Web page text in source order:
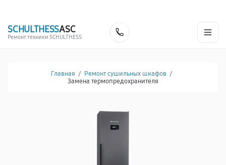
SCHULTHESSASC
Ремонт техники SCHULTHESS
Главная / Ремонт сушильных шкафов /
Замена термопредохранителя